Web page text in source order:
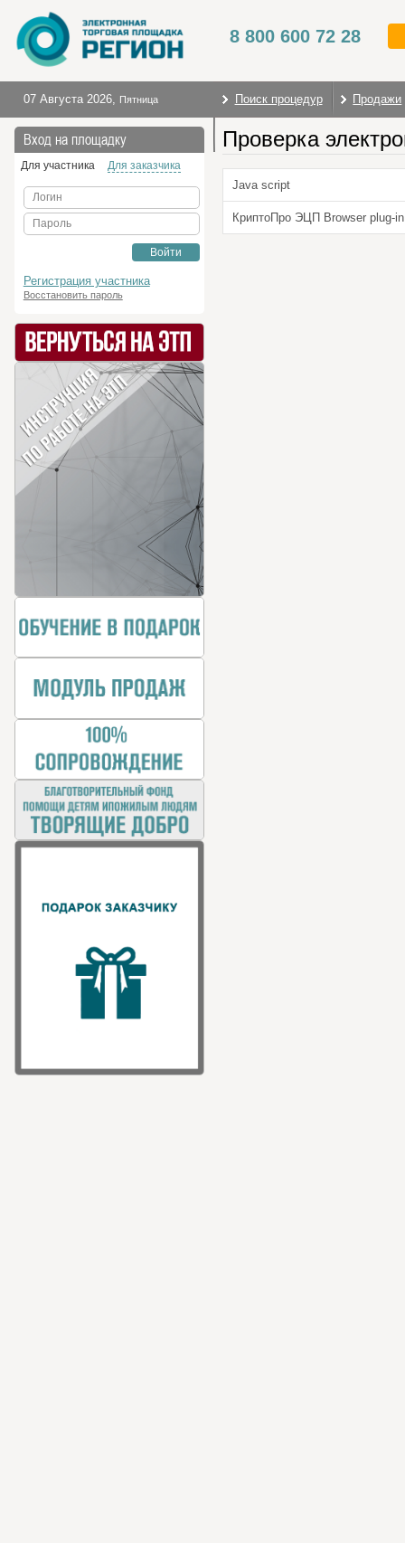
8 800 600 72 28
07 Августа 2026, Пятница Поиск процедур Продажи
На главную
Вход на площадку
Для участника Для заказчика
Логин
Пароль
Войти
Регистрация участника
Восстановить пароль
Проверка
Java script
КриптоПро ЭЦП Browser plug-in